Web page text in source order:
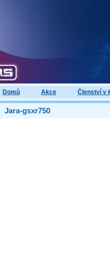
Domů Akce Členství v
Jara-gsxr750